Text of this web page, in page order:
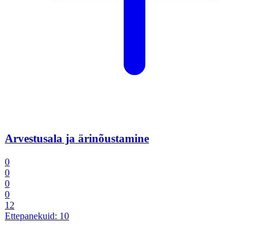
Arvestusala ja ärinõustamine
0
0
0
0
12
Ettepanekuid: 10